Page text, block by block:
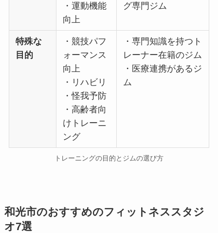
・運動機能
向上
グ専門ジム
特殊な
目的
・競技パフ
ォーマンス
向上
・リハビリ
・怪我予防
・高齢者向
けトレーニ
ング
・専門知識を持つト
レーナー在籍のジム
・医療連携があるジ
ム
トレーニングの目的とジムの選び方
和光市のおすすめのフィットネススタジ
オ7選